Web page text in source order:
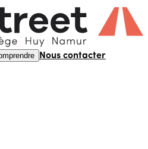
Nous contacter